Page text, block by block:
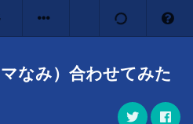
なみ）合わせてみた